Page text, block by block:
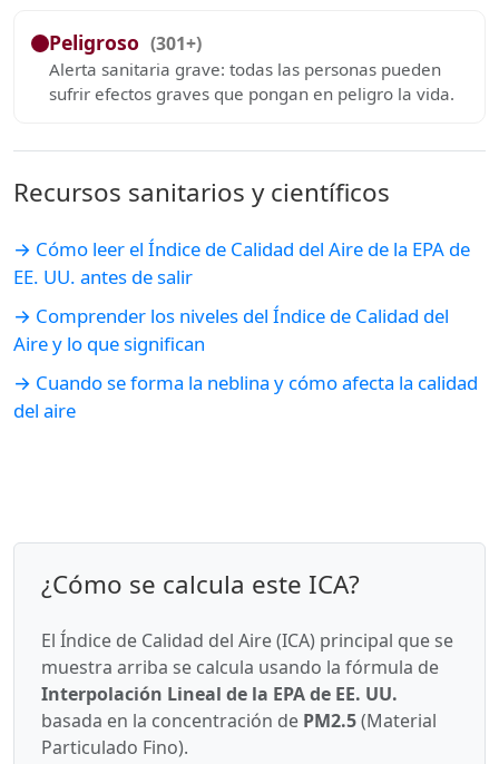
Peligroso (301+)
Alerta sanitaria grave: todas las personas pueden
sufrir efectos graves que pongan en peligro la vida.
Recursos sanitarios y científicos
→ Cómo leer el Índice de Calidad del Aire de la EPA de
EE. UU. antes de salir
→ Comprender los niveles del Índice de Calidad del
Aire y lo que significan
→ Cuando se forma la neblina y cómo afecta la calidad
del aire
¿Cómo se calcula este ICA?
El Índice de Calidad del Aire (ICA) principal que se
muestra arriba se calcula usando la fórmula de
Interpolación Lineal de la EPA de EE. UU.
basada en la concentración de PM2.5(Material
Particulado Fino).